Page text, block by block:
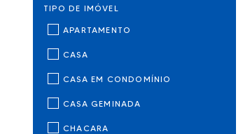
TIPO DE IMÓVEL
APARTAMENTO
CASA
CASA EM CONDOMÍNIO
CASA GEMINADA
CHACARA